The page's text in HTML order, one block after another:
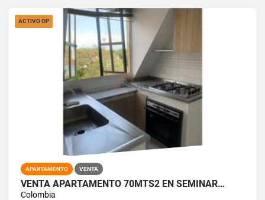
ACTIVO OP
APARTAMENTO VENTA
VENTA APARTAMENTO 70MTS2 EN SEMINAR…
Colombia